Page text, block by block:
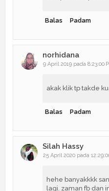
Balas Padam
norhidana
9 April 2019 pada 8:23:00
akak klik tp takde
Balas Padam
Silah Hassy
25 April 2020 pada
hehe banyakkkk
lagi. zaman fb dan